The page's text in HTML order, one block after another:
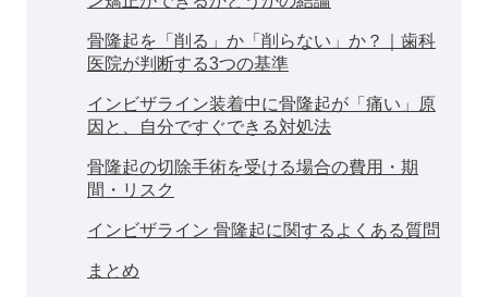
骨隆起を「削る」か「削らない」か？｜歯科
医院が判断する3つの基準
インビザライン装着中に骨隆起が「痛い」原
因と、自分ですぐできる対処法
骨隆起の切除手術を受ける場合の費用・期
間・リスク
インビザライン 骨隆起に関するよくある質問
まとめ